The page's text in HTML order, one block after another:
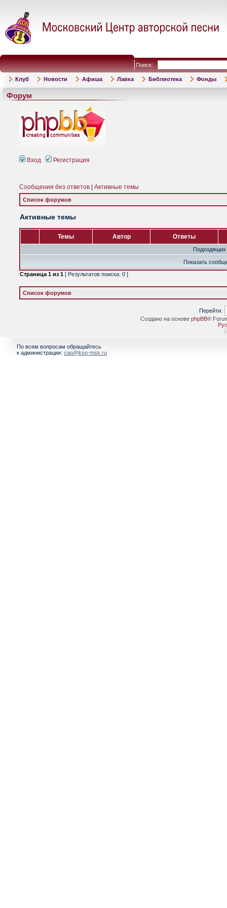
Поиск:
Клуб Новости Афиша Лавка Библиотека Фонды
Форум
Вход Регистрация
Сообщения без ответов Активные темы
Список форумов
Активные темы
Темы Автор Ответы
Подходящих
Показать
Страница 1 из 1 [ Результатов поиска: 0 ]
Список форумов
Перейти:
Создано на основе phpBB®
[
По всем вопросам обращайтесь
к администрации: cap@ksp-msk.ru